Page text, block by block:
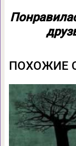
ПОХОЖИЕ